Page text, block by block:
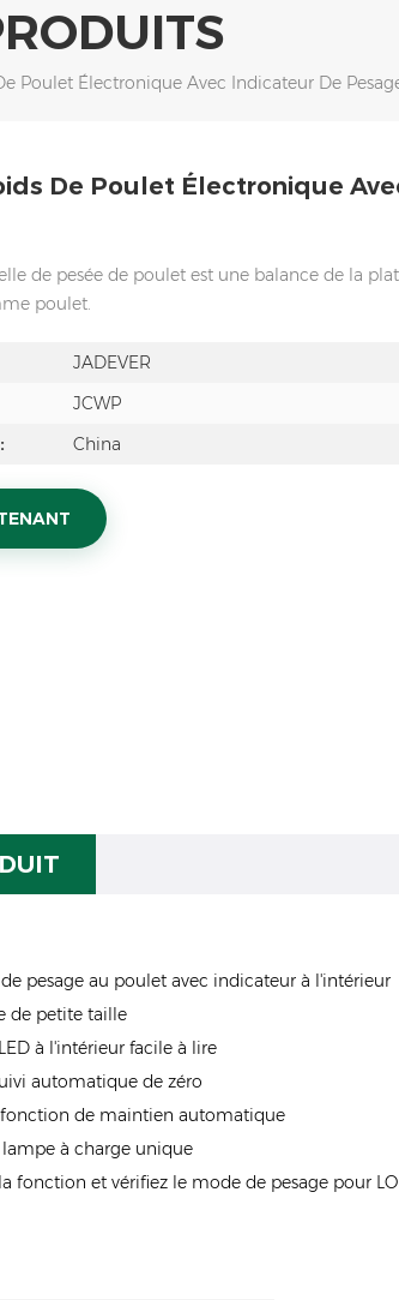
Poulet Électronique Avec Indicateur De
De Poulet Électronique
de pesée de poulet est une balance de la
poulet.
JADEVER
JCWP
China
pesage au poulet avec indicateur à l'intérieur
de petite taille
à l'intérieur facile à lire
automatique de zéro
de maintien automatique
à charge unique
et vérifiez le mode de pesage pour LO